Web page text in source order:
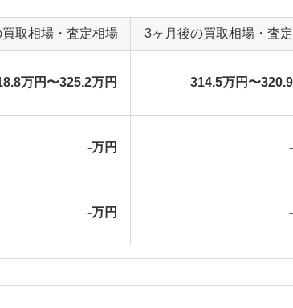
取相場・査定相場 3ヶ月後の買取相場・査
万円〜325.2万円 314.5万円〜
-万円
-万円